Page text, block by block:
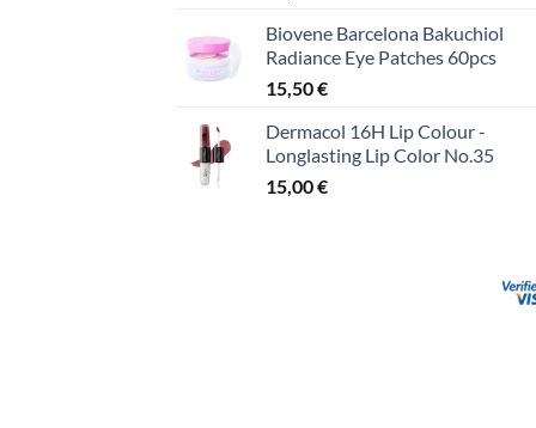
Biovene Barcelona Bakuchiol
Radiance Eye Patches 60pcs
15,50€
Dermacol 16H Lip Colour -
Longlasting Lip Color No.35
15,00€